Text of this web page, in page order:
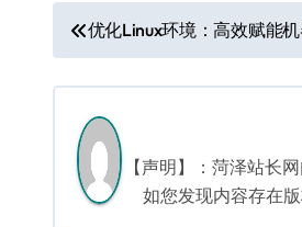
文
章
导
航
优化Linux环境：高效赋能
【声明】：菏泽站长
如您发现内容存在